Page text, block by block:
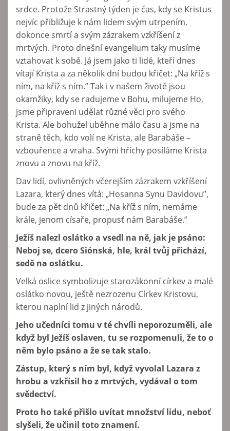
srdce. Protože Strastný týden je čas, kdy se Kristus
nejvíc přibližuje k nám lidem svým utrpením,
dokonce smrtí a svým zázrakem vzkříšení z
mrtvých. Proto dnešní evangelium taky musíme
vztahovat k sobě. Já jsem jako ti lidé, kteří dnes
vítají Krista a za několik dní budou křičet: „Na kříž s
ním, na kříž s ním.” Tak i v našem životě jsou
okamžiky, kdy se radujeme v Bohu, milujeme Ho,
jsme připraveni udělat různé věci pro svého
Krista. Ale bohužel uběhne málo času a jsme na
straně těch, kdo volí ne Krista, ale Barabáše –
vzbouřence a vraha. Svými hříchy posíláme Krista
znovu a znovu na kříž.
Dav lidí, ovlivněných včerejším zázrakem vzkříšení
Lazara, který dnes vítá: „Hosanna Synu Davidovu”,
bude za pět dnů křičet: „Na kříž s ním, nemáme
krále, jenom císaře, propusť nám Barabáše.”
Ježíš nalezl oslátko a vsedl na ně, jak je psáno:
Neboj se, dcero Siónská, hle, král tvůj přichází,
sedě na oslátku.
Velká oslice symbolizuje starozákonní církev a malé
oslátko novou, ještě nezrozenu Církev Kristovu,
kterou naplní lid z jiných národů.
Jeho učedníci tomu v té chvíli neporozuměli, ale
když byl Ježíš oslaven, tu se rozpomenuli, že to o
něm bylo psáno a že se tak stalo.
Zástup, který s ním byl, když vyvolal Lazara z
hrobu a vzkřísil ho z mrtvých, vydával o tom
svědectví.
Proto ho také přišlo uvítat množství lidu, neboť
slyšeli, že učinil toto znamení.